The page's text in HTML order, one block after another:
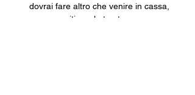
dovrai fare altro che venire in cassa,
pagare e ritirare la tua tessera